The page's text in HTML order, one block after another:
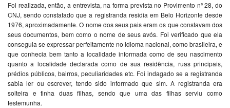
Foi realizada, então, a entrevista, na forma prevista no Provimento nº 28, do
CNJ, sendo constatado que a registranda residia em Belo Horizonte desde
1976, aproximadamente. O nome dos seus pais eram os que constavam dos
seus documentos, bem como o nome de seus avós. Foi verificado que ela
conseguia se expressar perfeitamente no idioma nacional, como brasileira, e
que conhecia bem tanto a localidade informada como de seu nascimento
quanto a localidade declarada como de sua residência, ruas principais,
prédios públicos, bairros, peculiaridades etc. Foi indagado se a registranda
sabia ler ou escrever, tendo sido informado que sim. A registranda era
solteira e tinha duas filhas, sendo que uma das filhas serviu como
testemunha.